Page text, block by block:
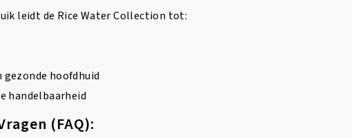
leidt de Rice Water Collection tot:
gezonde hoofdhuid
handelbaarheid
(FAQ):